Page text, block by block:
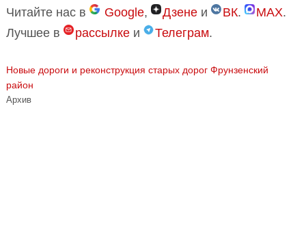
Читайте нас в Google, Дзене и ВК. MAX.
Лучшее в
рассылке и Телеграм.
Новые дороги и реконструкция старых дорог Фрунзенский
район
Архив